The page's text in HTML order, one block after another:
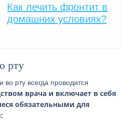
Как лечить фронтит в
домашних условиях?
рту
во рту всегда проводится
врача и включает в себя
обязательными для